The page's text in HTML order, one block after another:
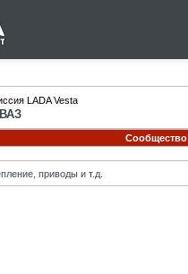
LADA Vesta
Сообщество
приводы и т.д.